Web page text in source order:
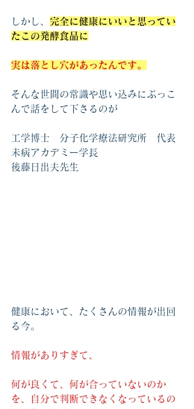
しかし、 完全に健康にいいと思ってい
たこの発酵食品に
実は落とし穴があったんです。
そんな世間の常識や思い込みにぶっこ
んで話をして下さるのが
工学博士　分子化学療法研究所　代表
未病アカデミー学長
後藤日出夫先生
健康において、たくさんの情報が出回
る今。
情報がありすぎて、
何が良くて、何が合っていないのか
を、自分で判断できなくなっているの